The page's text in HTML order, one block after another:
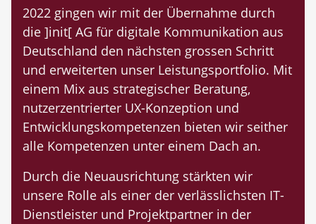
2022 gingen wir mit der Übernahme durch
die ]init[ AG für digitale Kommunikation aus
Deutschland den nächsten grossen Schritt
und erweiterten unser Leistungsportfolio. Mit
einem Mix aus strategischer Beratung,
nutzerzentrierter UX-Konzeption und
Entwicklungskompetenzen bieten wir seither
alle Kompetenzen unter einem Dach an.
Durch die Neuausrichtung stärkten wir
unsere Rolle als einer der verlässlichsten IT-
Dienstleister und Projektpartner in der